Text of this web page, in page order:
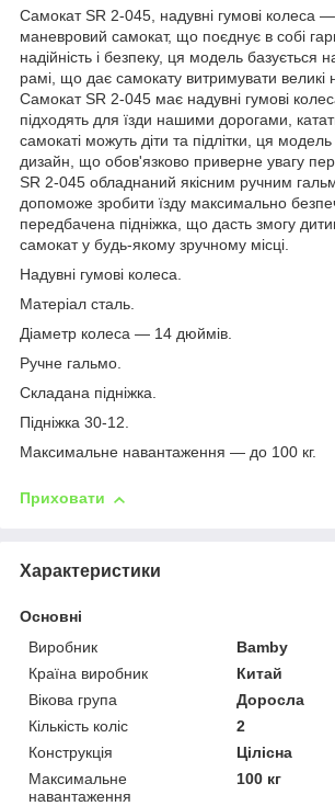
Самокат SR 2-045, надувні гумові колеса —
маневровий самокат, що поєднує в собі
надійність і безпеку, ця модель базується
рамі, що дає самокату витримувати великі
Самокат SR 2-045 має надувні гумові
підходять для їзди нашими дорогами,
самокаті можуть діти та підлітки, ця
дизайн, що обов'язково приверне увагу
SR 2-045 обладнаний якісним ручним
допоможе зробити їзду максимально
передбачена підніжка, що дасть змогу
самокат у будь-якому зручному місці.
Надувні гумові колеса.
Матеріал сталь.
Діаметр колеса — 14 дюймів.
Ручне гальмо.
Складана підніжка.
Підніжка 30-12.
Максимальне навантаження — до 100 кг.
Приховати
Характеристики
Основні
Виробник
Bamby
Країна виробник
Китай
Вікова група
Доросла
Кількість коліс
2
Конструкція
Цілісна
Максимальне
навантаження
100 кг